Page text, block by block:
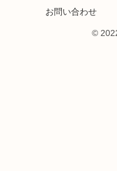
お問い合わせ
©